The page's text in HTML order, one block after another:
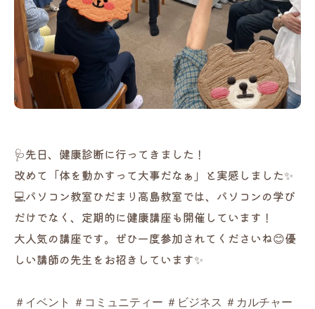
🩺先日、健康診断に行ってきました！
改めて「体を動かすって大事だなぁ」と実感しました✨
💻パソコン教室ひだまり高島教室では、パソコンの学び
だけでなく、定期的に健康講座も開催しています！
大人気の講座です。ぜひ一度参加されてくださいね😊優
しい講師の先生をお招きしています✨
＃イベント ＃コミュニティー ＃ビジネス ＃カルチャー